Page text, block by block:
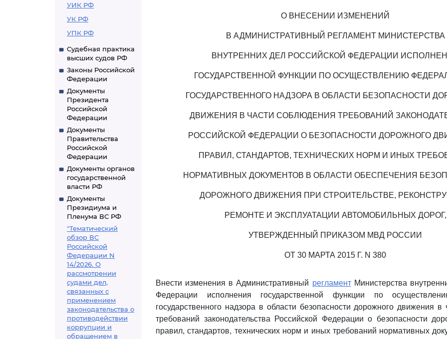
УИК РФ
УК РФ
УПК РФ
Судебная практика
высших судов РФ
Законы Российской
Федерации
Документы
Президента
Российской
Федерации
Документы
Правительства
Российской
Федерации
Документы органов
государственной
власти РФ
Документы
Президиума и
Пленума ВС РФ
"Тематический
обзор ВС
Российской
Федерации N
14/2026. О
рассмотрении
судами дел,
связанных с
применением
законодательства о
противодействии
коррупции и
обращением в
О ВНЕСЕНИИ ИЗМЕНЕНИЙ
В АДМИНИСТРАТИВНЫЙ РЕГЛАМЕНТ МИНИСТЕРСТВА
ВНУТРЕННИХ ДЕЛ РОССИЙСКОЙ ФЕДЕРАЦИИ
ГОСУДАРСТВЕННОЙ ФУНКЦИИ ПО ОСУЩЕСТВЛЕНИЮ
ГОСУДАРСТВЕННОГО НАДЗОРА В ОБЛАСТИ БЕЗОПАСНОСТИ
ДВИЖЕНИЯ В ЧАСТИ СОБЛЮДЕНИЯ ТРЕБОВАНИЙ
РОССИЙСКОЙ ФЕДЕРАЦИИ О БЕЗОПАСНОСТИ ДОРОЖНОГО
ПРАВИЛ, СТАНДАРТОВ, ТЕХНИЧЕСКИХ НОРМ И ИНЫХ
НОРМАТИВНЫХ ДОКУМЕНТОВ В ОБЛАСТИ ОБЕСПЕЧЕНИЯ
ДОРОЖНОГО ДВИЖЕНИЯ ПРИ СТРОИТЕЛЬСТВЕ,
РЕМОНТЕ И ЭКСПЛУАТАЦИИ АВТОМОБИЛЬНЫХ ДОРОГ,
УТВЕРЖДЕННЫЙ ПРИКАЗОМ МВД РОССИИ
ОТ 30 МАРТА 2015 Г. N 380
Внести изменения в Административный регламентМинистерства
Федерации исполнения государственной функции по
государственного надзора в области безопасности дорожного движения в
требований законодательства Российской Федерации о безопасности
правил, стандартов, технических норм и иных требований нормативных